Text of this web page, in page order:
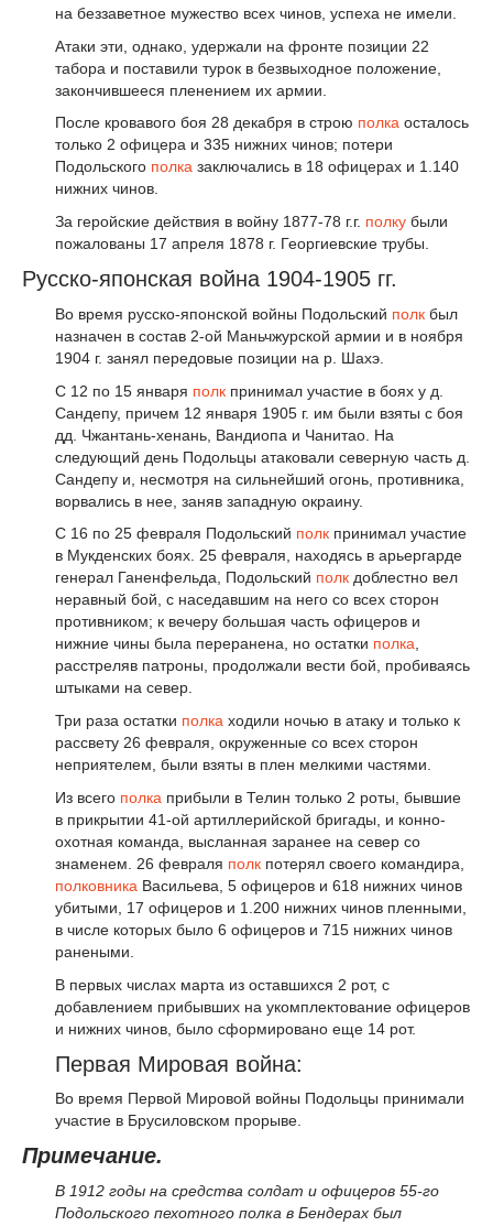
на беззаветное мужество всех чинов, успеха не имели.
Атаки эти, однако, удержали на фронте позиции 22
табора и поставили турок в безвыходное положение,
закончившееся пленением их армии.
После кровавого боя 28 декабря в строю полка осталось
только 2 офицера и 335 нижних чинов; потери
Подольского полка заключались в 18 офицерах и 1.140
нижних чинов.
За геройские действия в войну 1877-78 г.г. полку были
пожалованы 17 апреля 1878 г. Георгиевские трубы.
Русско-японская война 1904-1905 гг.
Во время русско-японской войны Подольский полк был
назначен в состав 2-ой Маньчжурской армии и в ноября
1904 г. занял передовые позиции на р. Шахэ.
С 12 по 15 января полк принимал участие в боях у д.
Сандепу, причем 12 января 1905 г. им были взяты с боя
дд. Чжантань-хенань, Вандиопа и Чанитао. На
следующий день Подольцы атаковали северную часть д.
Сандепу и, несмотря на сильнейший огонь, противника,
ворвались в нее, заняв западную окраину.
С 16 по 25 февраля Подольский полк принимал участие
в Мукденских боях. 25 февраля, находясь в арьергарде
генерал Ганенфельда, Подольский полк доблестно вел
неравный бой, с наседавшим на него со всех сторон
противником; к вечеру большая часть офицеров и
нижние чины была переранена, но остатки полка,
расстреляв патроны, продолжали вести бой, пробиваясь
штыками на север.
Три раза остатки полка ходили ночью в атаку и только к
рассвету 26 февраля, окруженные со всех сторон
неприятелем, были взяты в плен мелкими частями.
Из всего полка прибыли в Телин только 2 роты, бывшие
в прикрытии 41-ой артиллерийской бригады, и конно-
охотная команда, высланная заранее на север со
знаменем. 26 февраля полк потерял своего командира,
полковника Васильева, 5 офицеров и 618 нижних чинов
убитыми, 17 офицеров и 1.200 нижних чинов пленными,
в числе которых было 6 офицеров и 715 нижних чинов
ранеными.
В первых числах марта из оставшихся 2 рот, с
добавлением прибывших на укомплектование офицеров
и нижних чинов, было сформировано еще 14 рот.
Первая Мировая война:
Во время Первой Мировой войны Подольцы принимали
участие в Брусиловском прорыве.
Примечание.
В 1912 годы на средства солдат и офицеров 55-го
Подольского пехотного полка в Бендерах был